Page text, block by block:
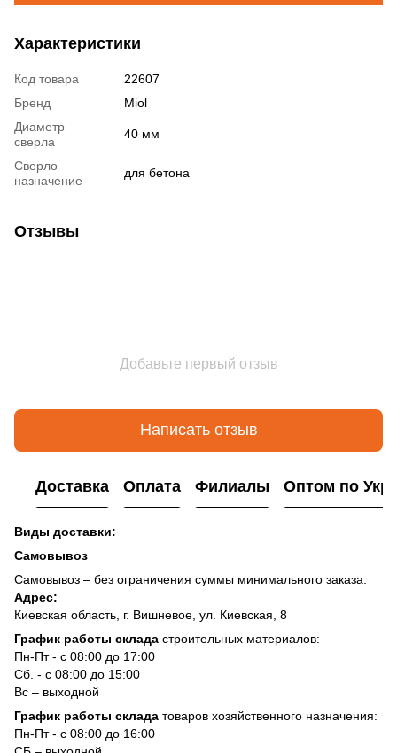
Характеристики
Код товара
22607
Бренд
Miol
Диаметр
сверла
40 мм
Сверло
назначение
для бетона
Отзывы
Добавьте первый отзыв
Написать отзыв
Доставка Оплата Филиалы Оптом по
Виды доставки:
Самовывоз
Самовывоз – без ограничения суммы минимального заказа.
Адрес:
Киевская область, г. Вишневое, ул. Киевская, 8
График работы склада строительных материалов:
Пн-Пт - с 08:00 до 17:00
Сб. - с 08:00 до 15:00
Вс – выходной
График работы склада товаров хозяйственного назначения:
Пн-Пт - с 08:00 до 16:00